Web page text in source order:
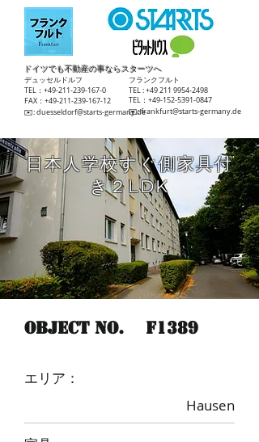
ドイツでも不動産の事ならスターツへ
​フランクフルト
TEL :+49 211 9954-2498
TEL：+49-152-5391-0847
​✉️:frankfurt@starts-germany.de
​デュッセルドルフ
TEL：+49-211-239-167-0
FAX：+49-211-239-167-12
​✉️:duesseldorf@starts-germany.de
日本人学校すぐ側家具付
き２LDK
Object No. F1389
​エリア：
Hausen